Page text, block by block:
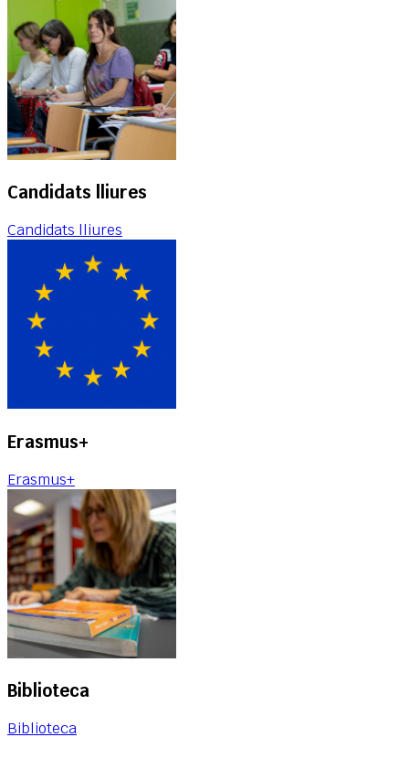
Candidats lliures
Candidats lliures
Erasmus+
Erasmus+
Biblioteca
Biblioteca